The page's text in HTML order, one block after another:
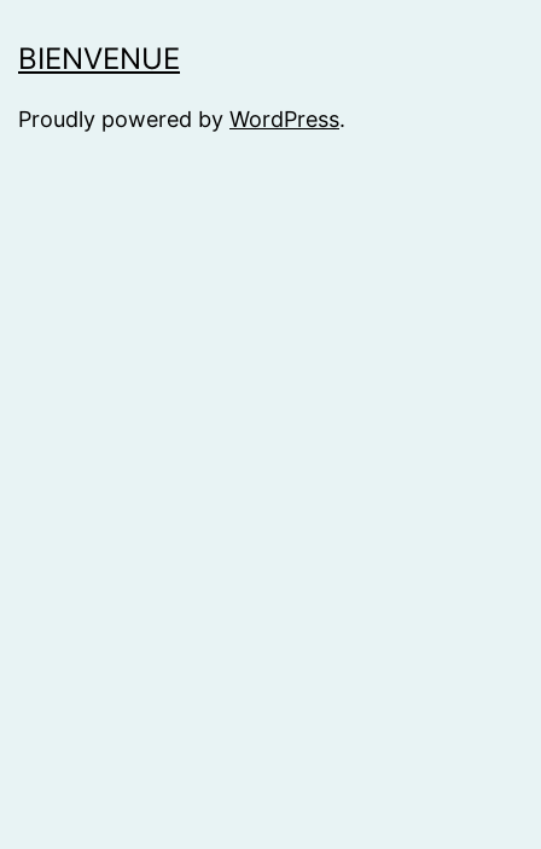
BIENVENUE
Proudly powered by WordPress.